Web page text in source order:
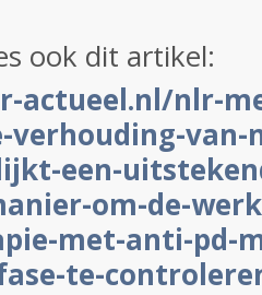
ook dit artikel:
actueel.nl/nlr-
verhouding-
een-
om-de-
met-anti-pd-
te-